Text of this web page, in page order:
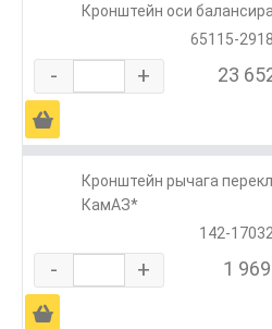
Кронштейн оси балансира
65115-
- + 23
Ä
Кронштейн рычага
КамАЗ*
142-
- + 1
Ä